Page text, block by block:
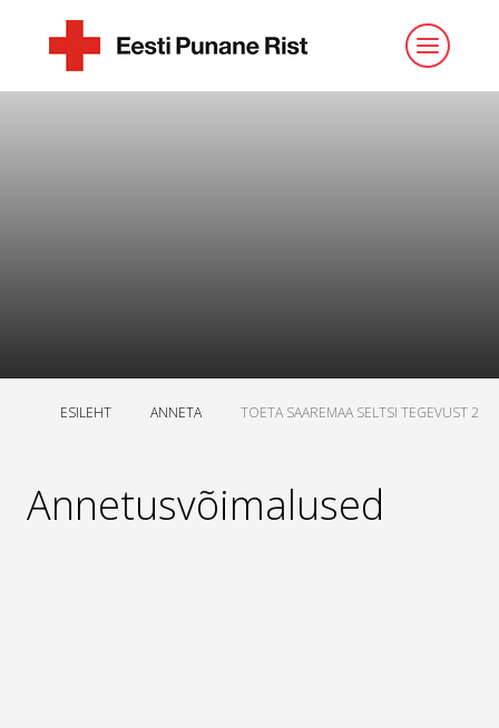
ESILEHT ANNETA TOETA SAAREMAA SELTSI TEGEVUST 2
Annetusvõimalused